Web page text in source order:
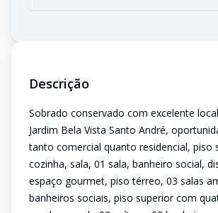
Descrição
Sobrado conservado com excelente
Jardim Bela Vista Santo André,
tanto comercial quanto residencial, piso
cozinha, sala, 01 sala, banheiro social,
espaço gourmet, piso térreo, 03 salas
banheiros sociais, piso superior com